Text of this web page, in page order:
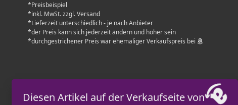
*Preisbeispiel
*inkl. MwSt. zzgl. Versand
*Lieferzeit unterschiedlich - je nach Anbieter
*der Preis kann sich jederzeit ändern und höher sein
*durchgestrichener Preis war ehemaliger Verkaufspreis bei
Diesen Artikel auf der Verkaufseite von